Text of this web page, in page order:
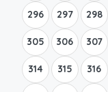
296 297 298
305 306 307
314 315 316